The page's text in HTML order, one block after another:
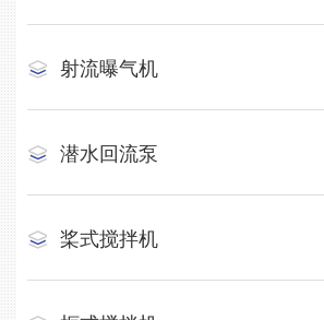
射流曝气机
潜水回流泵
桨式搅拌机